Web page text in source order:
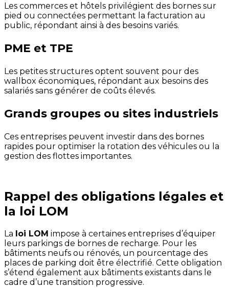
Les commerces et hôtels privilégient des bornes sur
pied ou connectées permettant la facturation au
public, répondant ainsi à des besoins variés.
PME et TPE
Les petites structures optent souvent pour des
wallbox économiques, répondant aux besoins des
salariés sans générer de coûts élevés.
Grands groupes ou sites industriels
Ces entreprises peuvent investir dans des bornes
rapides pour optimiser la rotation des véhicules ou la
gestion des flottes importantes.
Rappel des obligations légales et
la loi LOM
La loi LOM impose à certaines entreprises d’équiper
leurs parkings de bornes de recharge. Pour les
bâtiments neufs ou rénovés, un pourcentage des
places de parking doit être électrifié. Cette obligation
s’étend également aux bâtiments existants dans le
cadre d’une transition progressive.